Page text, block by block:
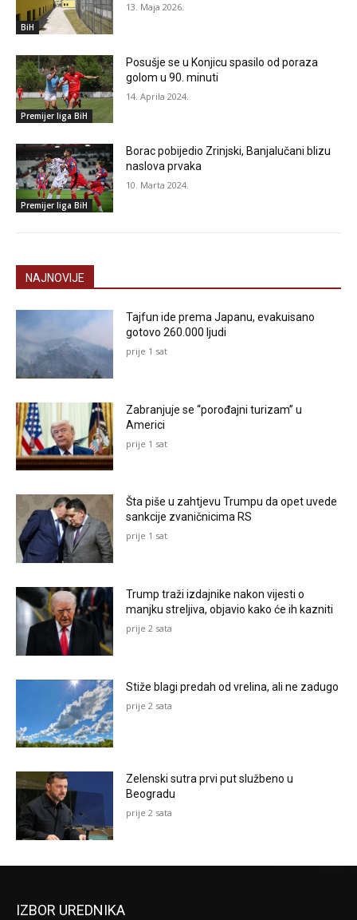
BiH
13. Maja 2026.
Premijer liga BiH
Posušje se u Konjicu spasilo od poraza
golom u 90. minuti
14. Aprila 2024.
Premijer liga BiH
Borac pobijedio Zrinjski, Banjalučani blizu
naslova prvaka
10. Marta 2024.
NAJNOVIJE
Tajfun ide prema Japanu, evakuisano
gotovo 260.000 ljudi
prije 1 sat
Zabranjuje se “porođajni turizam” u
Americi
prije 1 sat
Šta piše u zahtjevu Trumpu da opet uvede
sankcije zvaničnicima RS
prije 1 sat
Trump traži izdajnike nakon vijesti o
manjku streljiva, objavio kako će ih kazniti
prije 2 sata
Stiže blagi predah od vrelina, ali ne zadugo
prije 2 sata
Zelenski sutra prvi put službeno u
Beogradu
prije 2 sata
IZBOR UREDNIKA